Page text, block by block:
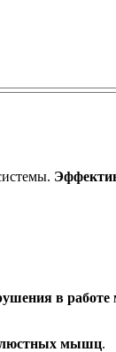
в работе
мышц.